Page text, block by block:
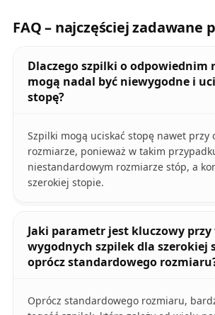
FAQ – najczęściej zadawane
Dlaczego szpilki o odpowiednim
mogą nadal być niewygodne i
stopę?
Szpilki mogą uciskać stopę nawet przy
rozmiarze, ponieważ w takim
niestandardowym rozmiarze stóp, a
szerokiej stopie.
Jaki parametr jest kluczowy przy
wygodnych szpilek dla szerokiej
oprócz standardowego
Oprócz standardowego rozmiaru,